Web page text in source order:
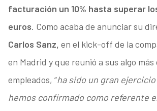
facturación un 10% hasta superar
euros. Como acaba de anunciar su
Carlos Sanz, en el kick-off de la
en Madrid y que reunió a sus algo más
empleados, “ha sido un gran
hemos confirmado como referente